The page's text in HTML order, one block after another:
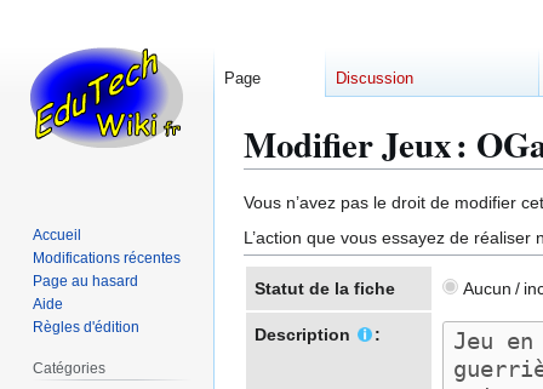
Modifier Jeux :
Aller
à
la
navigation
Aller
à
la
recherche
Vous n’avez pas le droit de modifier
L’action que vous essayez de réaliser
Statut de la fiche Aucun /
Description :
Page Discussion
Accueil
Modifications récentes
Page au hasard
Aide
Règles d'édition
Catégories